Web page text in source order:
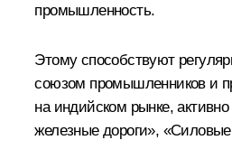
промышленность.
Этому способствуют
союзом промышленников и
на индийском рынке,
железные дороги»,